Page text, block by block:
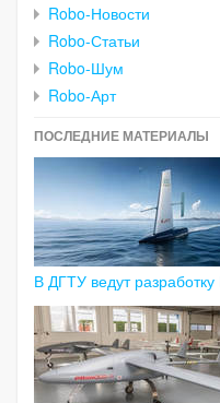
Robo-Новости
Robo-Статьи
Robo-Шум
Robo-Арт
ПОСЛЕДНИЕ МАТЕРИАЛЫ
В ДГТУ ведут